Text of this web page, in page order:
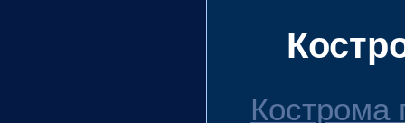
Кострома